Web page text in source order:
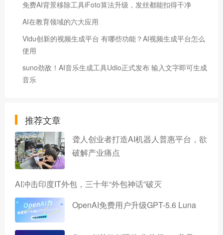
免费AI背景移除工具iFoto算法升级，发丝都能扣得干净
AI在教育领域的六大应用
Vidu创新的视频生成平台 有哪些功能？AI视频生成平台怎么
使用
suno劲敌！AI音乐生成工具Udio正式发布 输入文字即可生成
音乐
推荐文章
聋人创业者打造AI机器人普惠平台，欲
破解产业痛点
AI冲击印度IT外包，三十年“外包神话”破灭
OpenAI免费用户升级GPT-5.6 Luna